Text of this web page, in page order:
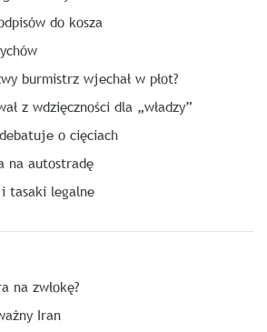
do kosza
burmistrz wjechał w płot?
z wdzięczności dla „władzy”
o cięciach
na autostradę
tasaki legalne
na zwłokę?
Iran